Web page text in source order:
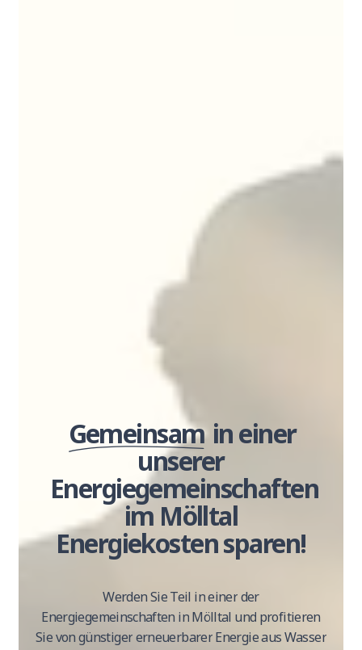
Gemeinsam in einer
unserer
Energiegemeinschaften
im Mölltal
Energiekosten sparen!
WerdenSieTeil ineinerder
Energiegemeinschaften inMölltal und profitieren
SievongünstigererneuerbarerEnergieausWasser